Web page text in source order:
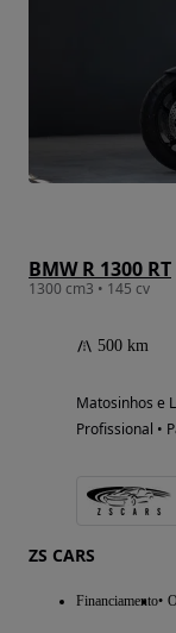
BMW R 1300 RT
1300 cm3 • 145 cv
500 km
Matosinhos e
Profissional •
ZS CARS
Financiamento